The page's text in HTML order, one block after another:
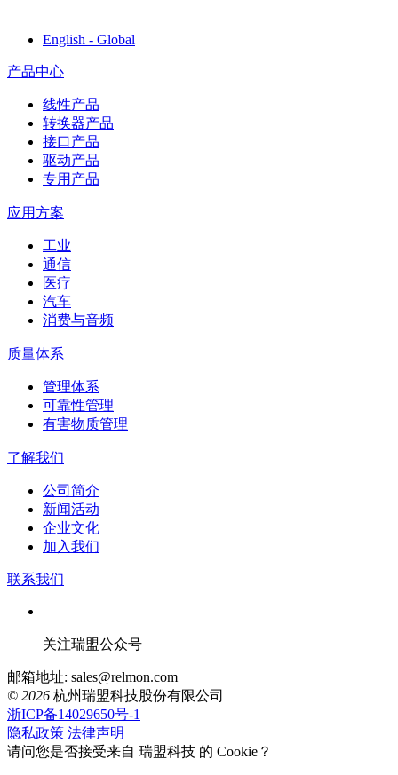
English - Global
产品中心
线性产品
转换器产品
接口产品
驱动产品
专用产品
应用方案
工业
通信
医疗
汽车
消费与音频
质量体系
管理体系
可靠性管理
有害物质管理
了解我们
公司简介
新闻活动
企业文化
加入我们
联系我们
关注瑞盟公众号
邮箱地址: sales@relmon.com
© 2026 杭州瑞盟科技股份有限公司
浙ICP备14029650号-1
隐私政策 法律声明
请问您是否接受来自 瑞盟科技 的 Cookie？